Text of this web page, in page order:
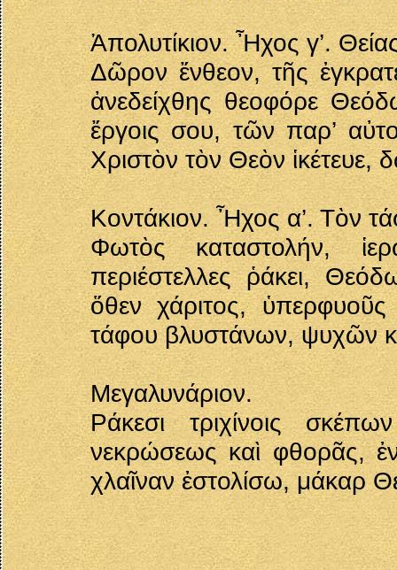
Ἀπολυτίκιον. Ἦχος γ’.
Δῶρον ἔνθεον, τῆς
ἀνεδείχθης θεοφόρε
ἔργοις σου, τῶν παρ’
Χριστὸν τὸν Θεὸν ἱκέτευε,
Κοντάκιον. Ἦχος α’. Τὸν
Φωτὸς καταστολήν,
περιέστελλες ῥάκει,
ὅθεν χάριτος,
τάφου βλυστάνων, ψυχῶν
Μεγαλυνάριον.
Ράκεσι τριχίνοις
νεκρώσεως καὶ φθορᾶς,
χλαῖναν ἐστολίσω, μάκαρ